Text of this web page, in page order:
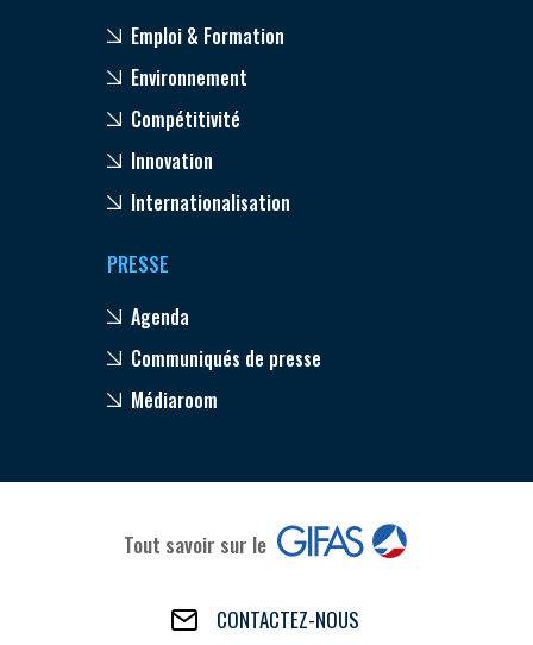
Emploi & Formation
Environnement
Compétitivité
Innovation
Internationalisation
PRESSE
Agenda
Communiqués de presse
Médiaroom
Tout savoir sur le
CONTACTEZ-NOUS